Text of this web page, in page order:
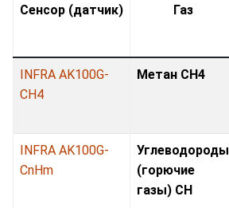
Сенсор (датчик) Газ
INFRA AK100G-
CH4
Метан CH4
INFRA AK100G-
CnHm
Углеводороды
(горючие
газы) CH